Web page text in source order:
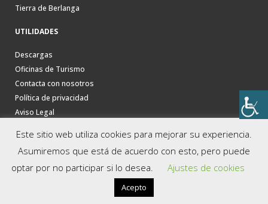
Tierra de Berlanga
UTILIDADES
Descargas
Oficinas de Turismo
Contacta con nosotros
Política de privacidad
Aviso Legal
Este sitio web utiliza cookies para mejorar su experiencia.
Asumiremos que está de acuerdo con esto, pero puede
optar por no participar si lo desea.
Ajustes de cookies
Acepto